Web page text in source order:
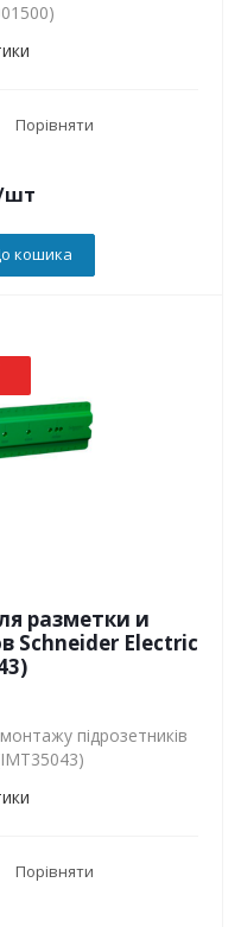
Порівняти
кошика
разметки и
Schneider Electric
підрозетників
Порівняти